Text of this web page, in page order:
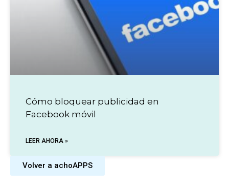
Cómo bloquear publicidad en
Facebook móvil
LEER AHORA »
Volver a achoAPPS